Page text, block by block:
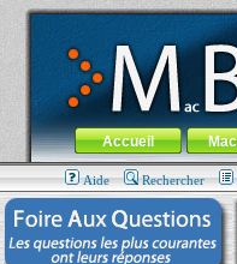
MacBook-fr.com : 100% Apple... 100%
Aller au contenu-Aller au
Menu général
Accueil
Aide Rechercher